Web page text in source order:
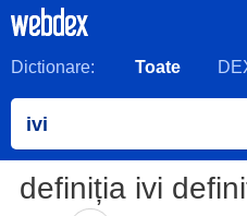
Dictionare: Toate
definiția ivi